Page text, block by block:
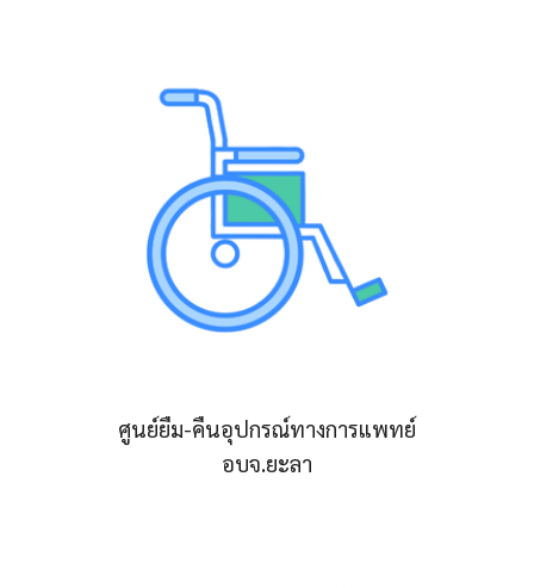
ศูนย์ยืม-คืนอุปกรณ์ทางการแพทย์
อบจ.ยะลา